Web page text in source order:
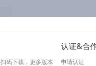
扫码下载，更多版本
认证&合
申请认证